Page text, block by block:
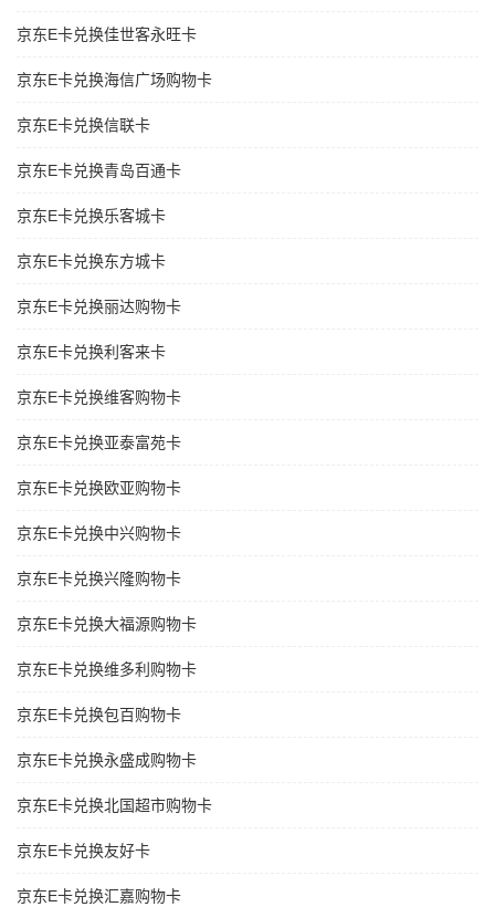
京东E卡兑换佳世客永旺卡
京东E卡兑换海信广场购物卡
京东E卡兑换信联卡
京东E卡兑换青岛百通卡
京东E卡兑换乐客城卡
京东E卡兑换东方城卡
京东E卡兑换丽达购物卡
京东E卡兑换利客来卡
京东E卡兑换维客购物卡
京东E卡兑换亚泰富苑卡
京东E卡兑换欧亚购物卡
京东E卡兑换中兴购物卡
京东E卡兑换兴隆购物卡
京东E卡兑换大福源购物卡
京东E卡兑换维多利购物卡
京东E卡兑换包百购物卡
京东E卡兑换永盛成购物卡
京东E卡兑换北国超市购物卡
京东E卡兑换友好卡
京东E卡兑换汇嘉购物卡